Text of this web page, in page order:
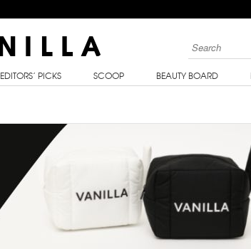
EDITORS’ PICKS SCOOP BEAUTY BOARD